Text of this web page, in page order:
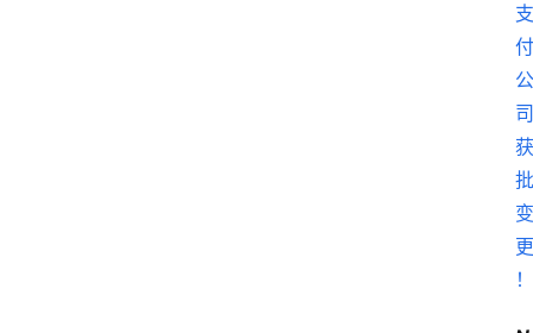
支
付
公
司
获
批
变
更
！